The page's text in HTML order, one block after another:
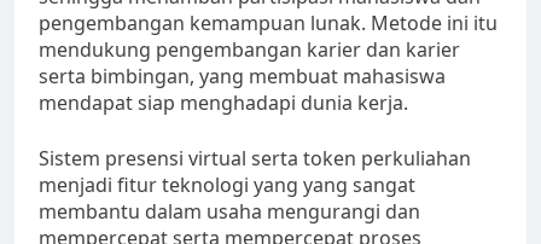
pengembangan kemampuan lunak. Metode ini itu
mendukung pengembangan karier dan karier
serta bimbingan, yang membuat mahasiswa
mendapat siap menghadapi dunia kerja.
Sistem presensi virtual serta token perkuliahan
menjadi fitur teknologi yang yang sangat
membantu dalam usaha mengurangi dan
mempercepat serta mempercepat proses